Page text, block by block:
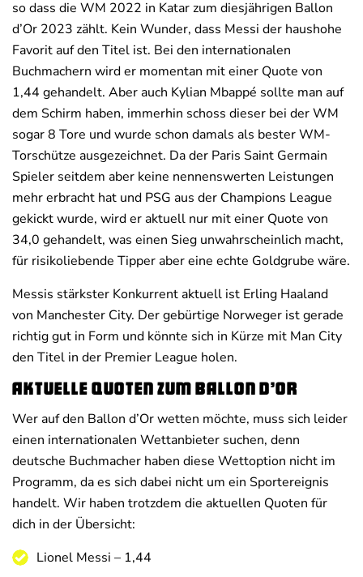
so dass die WM 2022 in Katar zum diesjährigen Ballon
d’Or 2023 zählt. Kein Wunder, dass Messi der haushohe
Favorit auf den Titel ist. Bei den internationalen
Buchmachern wird er momentan mit einer Quote von
1,44 gehandelt. Aber auch Kylian Mbappé sollte man auf
dem Schirm haben, immerhin schoss dieser bei der WM
sogar 8 Tore und wurde schon damals als bester WM-
Torschütze ausgezeichnet. Da der Paris Saint Germain
Spieler seitdem aber keine nennenswerten Leistungen
mehr erbracht hat und PSG aus der Champions League
gekickt wurde, wird er aktuell nur mit einer Quote von
34,0 gehandelt, was einen Sieg unwahrscheinlich macht,
für risikoliebende Tipper aber eine echte Goldgrube wäre.
Messis stärkster Konkurrent aktuell ist Erling Haaland
von Manchester City. Der gebürtige Norweger ist gerade
richtig gut in Form und könnte sich in Kürze mit Man City
den Titel in der Premier League holen.
Aktuelle Quoten zum Ballon d’Or
Wer auf den Ballon d’Or wetten möchte, muss sich leider
einen internationalen Wettanbieter suchen, denn
deutsche Buchmacher haben diese Wettoption nicht im
Programm, da es sich dabei nicht um ein Sportereignis
handelt. Wir haben trotzdem die aktuellen Quoten für
dich in der Übersicht:
Lionel Messi – 1,44